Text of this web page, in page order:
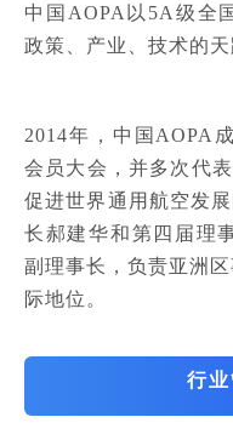
中国AOPA以5A级全
政策、产业、技术的天
2014年，中国AOPA
会员大会，并多次代
促进世界通用航空发
长郝建华和第四届理
副理事长，负责亚洲
际地位。
行